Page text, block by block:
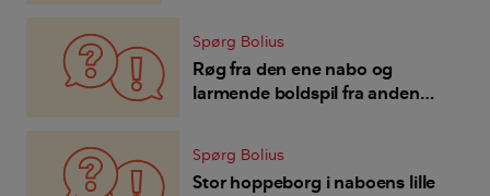
Spørg Bolius
Røg fra den ene nabo og
larmende boldspil fra anden
Spørg Bolius
Stor hoppeborg i naboens lille